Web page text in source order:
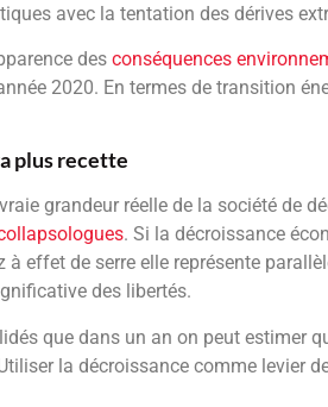
avec la tentation des dérives
des conséquences
2020. En termes de transition
plus recette
grandeur réelle de la société de
. Si la décroissance
effet de serre elle représente
des libertés.
que dans un an on peut estimer
la décroissance comme levier